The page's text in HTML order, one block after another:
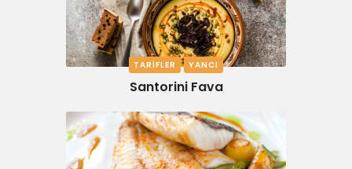
TARIFLER YANCI
Santorini Fava